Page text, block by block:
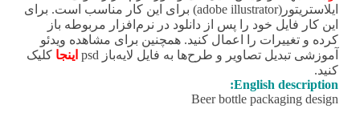
ایلاستریتور(adobe illustrator) برای این کار مناسب است. برای
این کار فایل خود را پس از دانلود در نرم‌افزار مربوطه باز
کرده و تغییرات را اعمال کنید. همچنین برای مشاهده ویدئو
آموزشی تبدیل تصاویر و طرح‌ها به فایل لایه‌باز psd
اینجا کلیک
کنید.
English description:
Beer bottle packaging design